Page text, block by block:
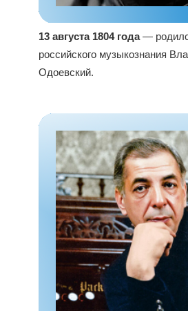
13 августа 1804 года—
российского музыкознания
Одоевский.